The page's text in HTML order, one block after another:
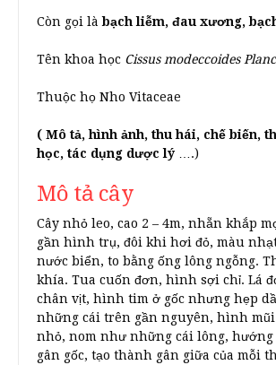
Còn gọi làbạch liễm, đau xương,
Tên khoa học Cissus modeccoides
Thuộc họ Nho Vitaceae
( Mô tả, hình ảnh, thu hái, chế biến,
học, tác dụng dược lý….)
Mô tả cây
Cây nhỏ leo, cao 2 – 4m, nhẵn khắp
gần hình trụ, đôi khi hơi đỏ, màu
nước biển, to bằng ống lông ngỗng.
khía. Tua cuốn đơn, hình sợi chỉ. Lá
chân vịt, hình tim ở gốc nhưng hẹp
những cái trên gần nguyên, hình
nhỏ, nom như những cái lông, hướng
gân gốc, tạo thành gân giữa của mỗi